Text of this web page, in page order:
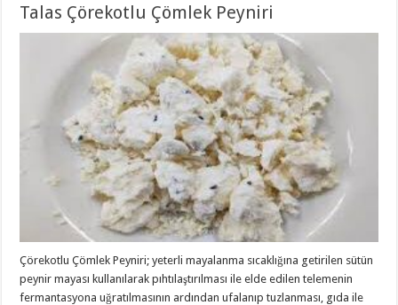
Talas Çörekotlu Çömlek Peyniri
Çörekotlu Çömlek Peyniri; yeterli mayalanma sıcaklığına getirilen sütün
peynir mayası kullanılarak pıhtılaştırılması ile elde edilen telemenin
fermantasyona uğratılmasının ardından ufalanıp tuzlanması, gıda ile